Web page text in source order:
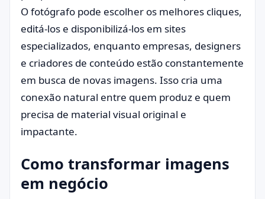
O fotógrafo pode escolher os melhores cliques,
editá-los e disponibilizá-los em sites
especializados, enquanto empresas, designers
e criadores de conteúdo estão constantemente
em busca de novas imagens. Isso cria uma
conexão natural entre quem produz e quem
precisa de material visual original e
impactante.
Como transformar imagens
em negócio